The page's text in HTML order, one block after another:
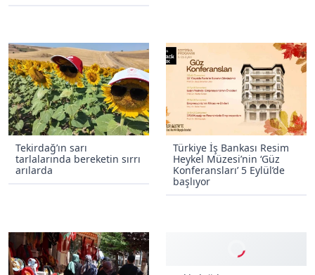
Tekirdağ’ın sarı
tarlalarında bereketin sırrı
arılarda
Türkiye İş Bankası Resim
Heykel Müzesi’nin ‘Güz
Konferansları’ 5 Eylül’de
başlıyor